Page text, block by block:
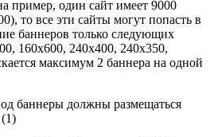
пример, один сайт имеет 9000
то все эти сайты могут попасть в
баннеров только следующих
160х600, 240х400, 240х350,
максимум 2 баннера на одной
баннеры должны размещаться